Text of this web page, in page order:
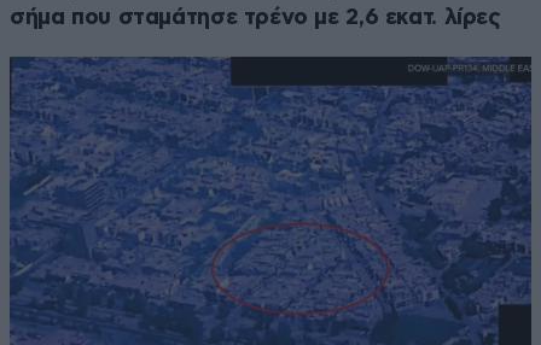
σήμα που σταμάτησε τρένο με 2,6 εκατ. λίρες